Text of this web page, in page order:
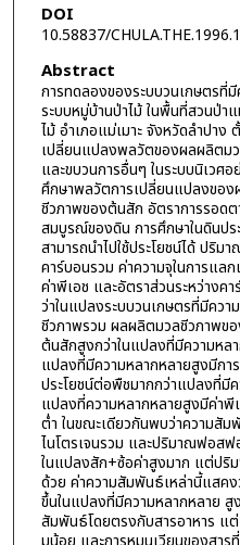
DOI
10.58837/
Abstract
การทดลองของระบบวนเกษตรที่
ระบบหมู่บ้านป่าไม้ ในพื้นที่สวนป่า
ไม้ อำเภอแม่เมาะ จังหวัดลำปา
เปลี่ยนแปลงพลวัตของผลผลิตม
และขบวนการอื่นๆ ในระบบนิเวศ
ศึกษาพลวัตการเปลี่ยนแปลงขอ
ชีวภาพของต้นสัก อัตราการรอด
สมบูรณ์ของดิน การศึกษาในดินป
สามารถนำไปใช้ประโยชน์ได้ ปริ
คาร์บอนรวม ค่าความจุในการแล
ค่าพีเอช และอัตราส่วนระหว่างค
ว่าในแปลงระบบวนเกษตรที่มีคว
ชีวภาพรวม ผลผลิตมวลชีวภาพข
ต้นสักสูงกว่าในแปลงที่มีความหล
แปลงที่มีความหลากหลายสูงมีกา
ประโยชน์ต่อพืชมากกว่าแปลงที่มี
แปลงที่ความหลากหลายสูงมีค่า
ต่ำ ในขณะเดียวกันพบว่าความสั
ไนโตรเจนรวม และปริมาณฟอส
ในแปลงสัก+ซ้อค่าสูงมาก แต่ปริ
ด้วย ค่าความสัมพันธ์เหล่านี้แสค
ขึ้นในแปลงที่มีความหลากหลาย สู
สัมพันธ์โดยตรงกับสารอาหาร แ